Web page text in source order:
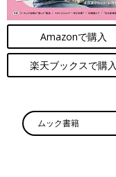
Amazonで購入
楽天ブックスで購入
ムック書籍